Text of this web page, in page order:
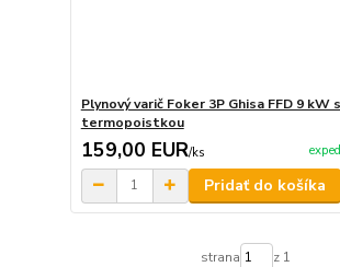
Plynový varič Foker 3P Ghisa FFD 9 kW s
termopoistkou
159,00 EUR/ks
Pridať do košíka
strana z 1